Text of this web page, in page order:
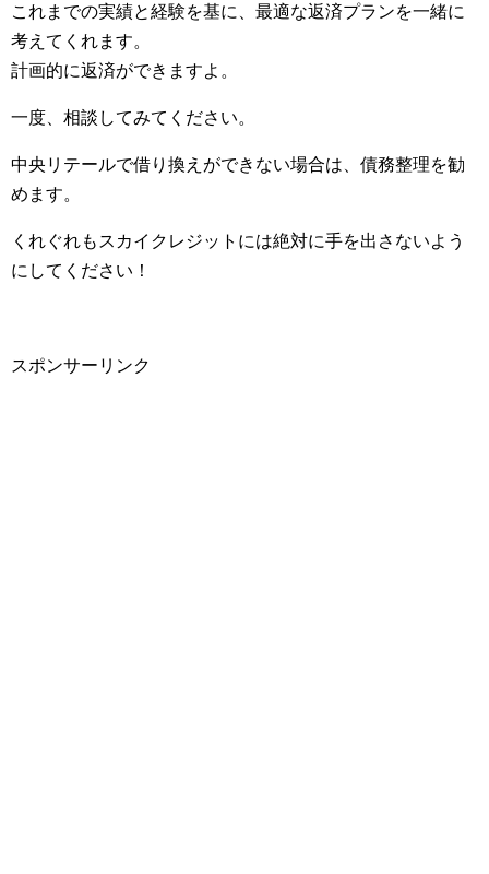
これまでの実績と経験を基に、最適な返済プランを一緒に
考えてくれます。
計画的に返済ができますよ。
一度、相談してみてください。
中央リテールで借り換えができない場合は、債務整理を勧
めます。
くれぐれもスカイクレジットには絶対に手を出さないよう
にしてください！
スポンサーリンク